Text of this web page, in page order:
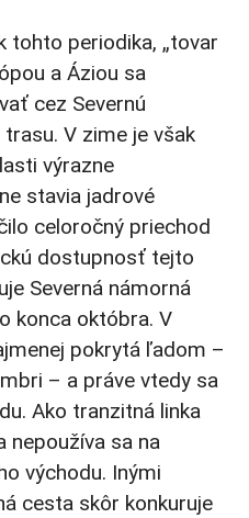
tohto periodika, „tovar
a Áziou sa
cez Severnú
V zime je však
výrazne
stavia jadrové
celoročný priechod
dostupnosť tejto
Severná námorná
konca októbra. V
pokrytá ľadom –
– a práve vtedy sa
Ako tranzitná linka
nepoužíva sa na
východu. Inými
cesta skôr konkuruje